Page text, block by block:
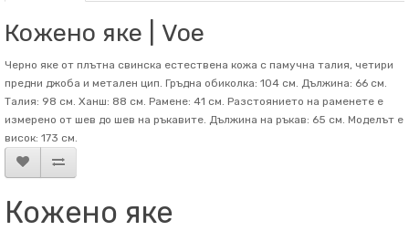
Кожено яке | Voe
Черно яке от плътна свинска естествена кожа с памучна талия, четири
предни джоба и метален цип. Гръдна обиколка: 104 см. Дължина: 66 см.
Талия: 98 см. Ханш: 88 см. Рамене: 41 см. Разстоянието на раменете е
измерено от шев до шев на ръкавите. Дължина на ръкав: 65 см. Mоделът е
висок: 173 см.
Кожено яке